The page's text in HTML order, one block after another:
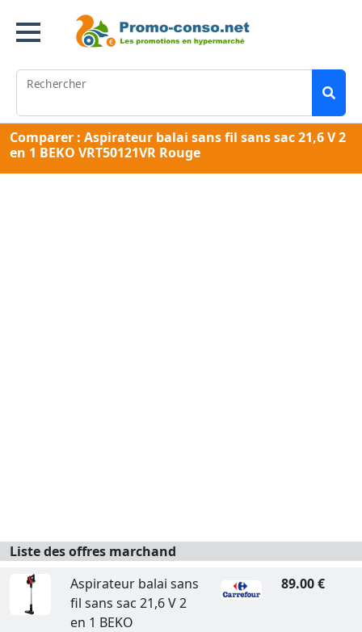
Rechercher
Comparer : Aspirateur balai sans fil sans sac 21,6 V 2
en 1 BEKO VRT50121VR Rouge
Liste des offres marchand
Aspirateur balai sans
fil sans sac 21,6 V 2
en 1 BEKO
89.00 €